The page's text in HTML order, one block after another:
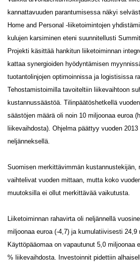
kannattavuuden parantumisessa näkyi
Home and Personal -liiketoimintojen
kulujen karsiminen eteni suunnitellusti
Projekti käsittää hankitun liiketoiminnan
kattaa synergioiden hyödyntämisen
tuotantolinjojen optimoinnissa ja logistisissa
Tehostamistoimilla tavoiteltiin liikevaihtoon
kustannussäästöä. Tilinpäätöshetkellä
säästöjen määrä oli noin 10 miljoonaa euroa
liikevaihdosta). Ohjelma päättyy vuoden
neljänneksellä.
Suomisen merkittävimmän kustannustekijän,
vaihtelivat vuoden mittaan, mutta koko
muutoksilla ei ollut merkittävää vaikutusta.
Liiketoiminnan rahavirta oli neljännellä
miljoonaa euroa (-4,7) ja kumulatiivisesti 24,9
Käyttöpääomaa on vapautunut 5,0 miljoonaa
% liikevaihdosta. Investoinnit pidettiin